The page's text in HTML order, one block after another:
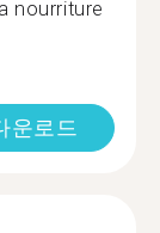
nourriture
운로드